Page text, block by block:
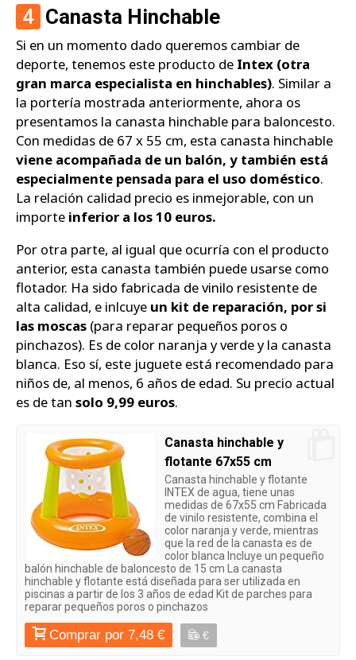
4 Canasta Hinchable
Si en un momento dado queremos cambiar de
deporte, tenemos este producto de Intex (otra
gran marca especialista en hinchables). Similar a
la portería mostrada anteriormente, ahora os
presentamos la canasta hinchable para baloncesto.
Con medidas de 67 x 55 cm, esta canasta hinchable
viene acompañada de un balón, y también está
especialmente pensada para el uso doméstico.
La relación calidad precio es inmejorable, con un
importe inferior a los 10 euros.
Por otra parte, al igual que ocurría con el producto
anterior, esta canasta también puede usarse como
flotador. Ha sido fabricada de vinilo resistente de
alta calidad, e inlcuye un kit de reparación, por si
las moscas (para reparar pequeños poros o
pinchazos). Es de color naranja y verde y la canasta
blanca. Eso sí, este juguete está recomendado para
niños de, al menos, 6 años de edad. Su precio actual
es de tan solo 9,99 euros.
Canasta hinchable y
flotante 67x55 cm
Canasta hinchable y flotante
INTEX de agua, tiene unas
medidas de 67x55 cm Fabricada
de vinilo resistente, combina el
color naranja y verde, mientras
que la red de la canasta es de
color blanca Incluye un pequeño
balón hinchable de baloncesto de 15 cm La canasta
hinchable y flotante está diseñada para ser utilizada en
piscinas a partir de los 3 años de edad Kit de parches para
reparar pequeños poros o pinchazos
Comprar por 7,48 € €